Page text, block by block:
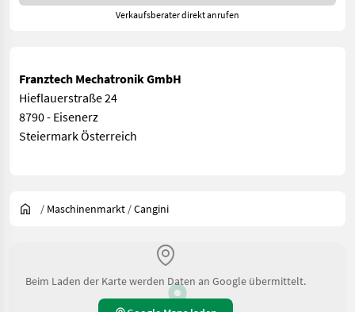
Verkaufsberater direkt anrufen
Franztech Mechatronik GmbH
Hieflauerstraße 24
8790 - Eisenerz
Steiermark Österreich
/ Maschinenmarkt /Cangini
Beim Laden der Karte werden Daten an Google übermittelt.